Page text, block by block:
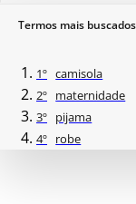
Camisola
Termos mais buscados
1º camisola
2º maternidade
3º pijama
4º robe